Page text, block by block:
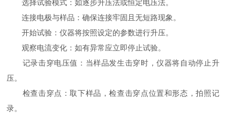
选择试验模式：如逐步升压法或恒定电压法。
连接电极与样品：确保连接牢固且无短路现象。
开始试验：仪器将按照设定的参数进行升压。
观察电流变化：如有异常应立即停止试验。
记录击穿电压值：当样品发生击穿时，仪器将自动停止升
压。
检查击穿点：取下样品，检查击穿点位置和形态，拍照记
录。